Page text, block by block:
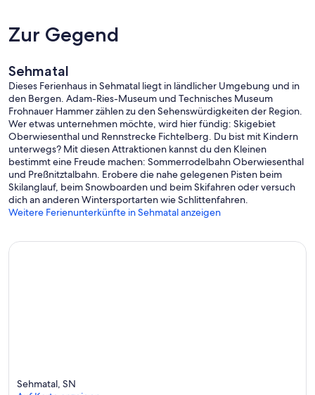
Zur Gegend
Sehmatal
Dieses Ferienhaus in Sehmatal liegt in ländlicher Umgebung und in
den Bergen. Adam-Ries-Museum und Technisches Museum
Frohnauer Hammer zählen zu den Sehenswürdigkeiten der Region.
Wer etwas unternehmen möchte, wird hier fündig: Skigebiet
Oberwiesenthal und Rennstrecke Fichtelberg. Du bist mit Kindern
unterwegs? Mit diesen Attraktionen kannst du den Kleinen
bestimmt eine Freude machen: Sommerrodelbahn Oberwiesenthal
und Preßnitztalbahn. Erobere die nahe gelegenen Pisten beim
Skilanglauf, beim Snowboarden und beim Skifahren oder versuch
dich an anderen Wintersportarten wie Schlittenfahren.
Weitere Ferienunterkünfte in Sehmatal anzeigen
Sehmatal, SN